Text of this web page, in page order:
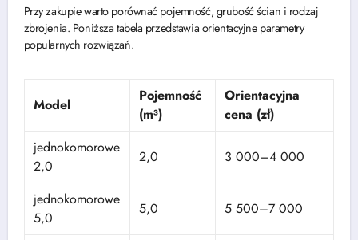
Przy zakupie warto porównać pojemność, grubość ścian i rodzaj
zbrojenia. Poniższa tabela przedstawia orientacyjne parametry
popularnych rozwiązań.
Model
Pojemność
(m³)
Orientacyjna
cena (zł)
jednokomorowe
2,0
2,0 3 000–4 000
jednokomorowe
5,0
5,0 5 500–7 000